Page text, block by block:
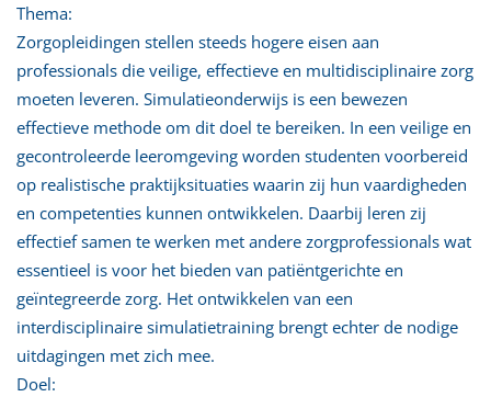
Thema:
Zorgopleidingen stellen steeds hogere eisen aan
professionals die veilige, effectieve en multidisciplinaire zorg
moeten leveren. Simulatieonderwijs is een bewezen
effectieve methode om dit doel te bereiken. In een veilige en
gecontroleerde leeromgeving worden studenten voorbereid
op realistische praktijksituaties waarin zij hun vaardigheden
en competenties kunnen ontwikkelen. Daarbij leren zij
effectief samen te werken met andere zorgprofessionals wat
essentieel is voor het bieden van patiëntgerichte en
geïntegreerde zorg. Het ontwikkelen van een
interdisciplinaire simulatietraining brengt echter de nodige
uitdagingen met zich mee.
Doel: